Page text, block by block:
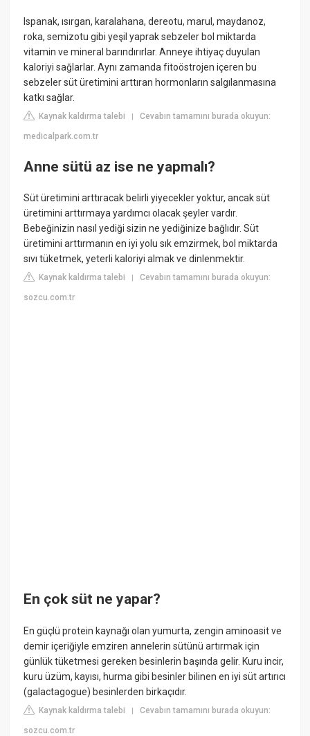
Ispanak, ısırgan, karalahana, dereotu, marul, maydanoz,
roka, semizotu gibi yeşil yaprak sebzeler bol miktarda
vitamin ve mineral barındırırlar. Anneye ihtiyaç duyulan
kaloriyi sağlarlar. Aynı zamanda fitoöstrojen içeren bu
sebzeler süt üretimini arttıran hormonların salgılanmasına
katkı sağlar.
Kaynak kaldırma talebi |Cevabın tamamını burada okuyun:
medicalpark.com.tr
Anne sütü az ise ne yapmalı?
Süt üretimini arttıracak belirli yiyecekler yoktur, ancak süt
üretimini arttırmaya yardımcı olacak şeyler vardır.
Bebeğinizin nasıl yediği sizin ne yediğinize bağlıdır. Süt
üretimini arttırmanın en iyi yolu sık emzirmek, bol miktarda
sıvı tüketmek, yeterli kaloriyi almak ve dinlenmektir.
Kaynak kaldırma talebi |Cevabın tamamını burada okuyun:
sozcu.com.tr
En çok süt ne yapar?
En güçlü protein kaynağı olan yumurta, zengin aminoasit ve
demir içeriğiyle emziren annelerin sütünü artırmak için
günlük tüketmesi gereken besinlerin başında gelir. Kuru incir,
kuru üzüm, kayısı, hurma gibi besinler bilinen en iyi süt artırıcı
(galactagogue) besinlerden birkaçıdır.
Kaynak kaldırma talebi |Cevabın tamamını burada okuyun:
sozcu.com.tr